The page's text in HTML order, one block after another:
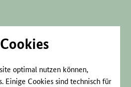
optimal nutzen können,
Einige Cookies sind technisch für